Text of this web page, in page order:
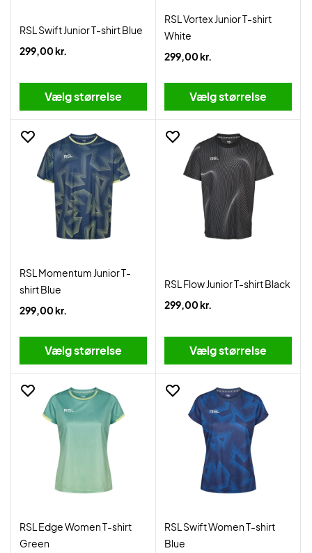
RSL Swift Junior T-shirt Blue
299,00 kr.
Vælg størrelse
RSL Vortex Junior T-shirt
White
299,00 kr.
Vælg størrelse
RSL Momentum Junior T-
shirt Blue
299,00 kr.
Vælg størrelse
RSL Flow Junior T-shirt Black
299,00 kr.
Vælg størrelse
RSL Edge Women T-shirt
Green
RSL Swift Women T-shirt
Blue